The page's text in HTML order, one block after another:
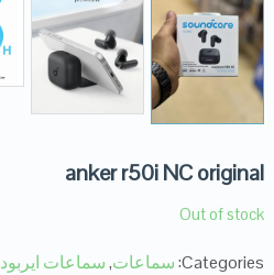
anker r50i NC original
Out of stock
Categories: سماعات,سماعات ايربود